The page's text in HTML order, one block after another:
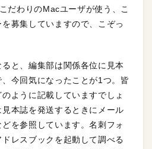
だわりのMacユーザが使う、こ
募集していますので、こぞっ
と、編集部は関係各位に見本
今回気になったことが1つ。皆
ように記載していますでしょ
本誌を発送するときにメール
を参照しています。名刺フォ
レスブックを起動して調べる